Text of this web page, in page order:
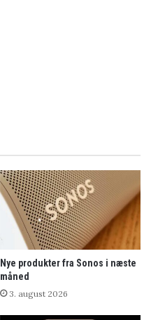
Nye produkter fra Sonos i næste
måned
3. august 2026